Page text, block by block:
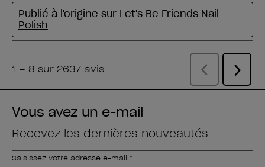
Vous avez un e-mail
Recevez les dernières nouveautés
Saisissez votre adresse e-mail *